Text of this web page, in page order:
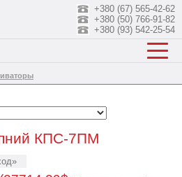
+380 (67) 565-42-62
+380 (50) 766-91-82
+380 (93) 542-25-54
КПС-7ПМ